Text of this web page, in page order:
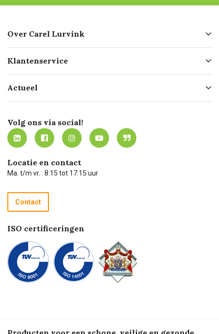
Over Carel Lurvink
Geschiedenis
Missie
Werken bij Carel Lurvink
MVO
Klantenservice
Bezorgen
Mijn Carel Lurvink
Mijn Carel Lurvink instructievideo's
Carel Lurvink App
Hulp op afstand
Technische dienst
Recycle programma
Betalen
Actueel
Innovation LAB
Tevreden klanten
Carel Lurvink Blog
Carel de podcast
Volg ons via social!
Locatie en contact
Ma. t/m vr. : 8:15 tot 17:15 uur
Contact
ISO certificeringen